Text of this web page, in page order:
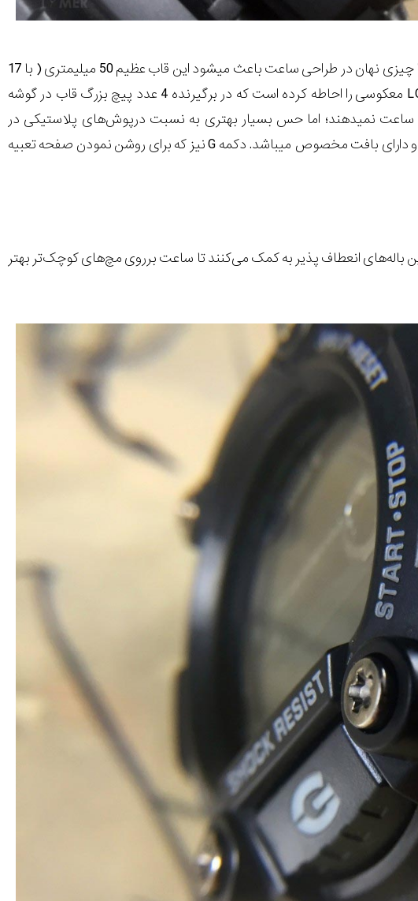
جی-رسکیو یک هیولا است. با اینکه من به ساعت‌های کوچکتر عادت دارم، اما چیزی نهان در طراحی ساعت باعث میشود این قاب عظیم 50 میلیمتری ( با 17
معکوسی را احاطه کرده است که در برگیرنده 4 عدد پیچ بزرگ قاب در گوشه
نمیدهند؛ اما حس بسیار بهتری به نسبت درپوش‌های پلاستیکی در
Gنیز که برای روشن نمودن صفحه تعبیه
باله‌های انعطاف پذیر به کمک می‌کنند تا ساعت برروی مچ‌های کوچک‌تر بهتر